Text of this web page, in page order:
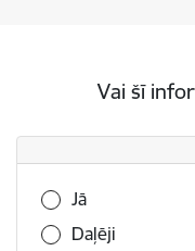
Vai šī
Vai šī informācija
Jā
Daļēji